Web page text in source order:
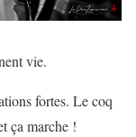
vie.
fortes. Le coq
ça marche !